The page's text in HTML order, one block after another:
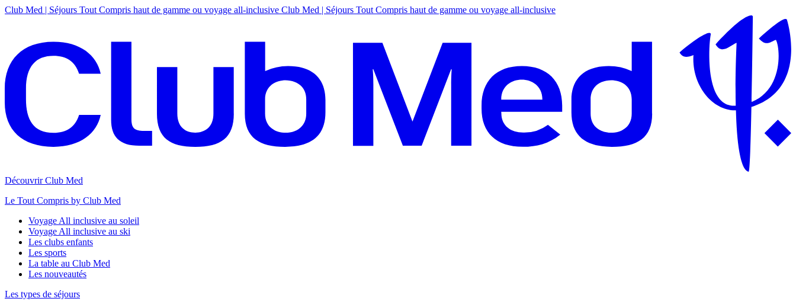
Club Med | Séjours Tout Compris haut de gamme ou voyage all-inclusive Club Med | Séjours Tout Compris haut de gamme ou voyage all-inclusive
Découvrir Club Med
Le Tout Compris by Club Med
Voyage All inclusive au soleil
Voyage All inclusive au ski
Les clubs enfants
Les sports
La table au Club Med
Les nouveautés
Les types de séjours